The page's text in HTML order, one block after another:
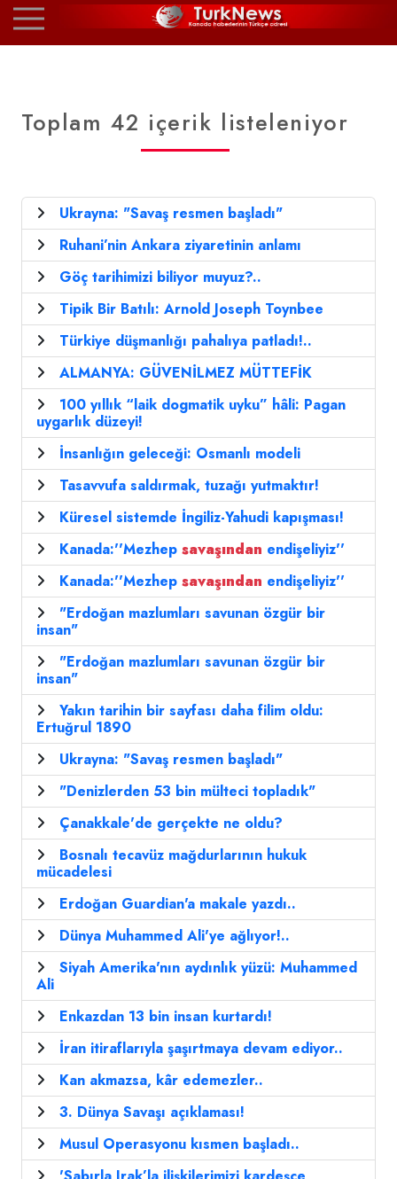
Toplam 42 içerik listeleniyor
Ukrayna: "Savaş resmen başladı"
Ruhani’nin Ankara ziyaretinin anlamı
Göç tarihimizi biliyor muyuz?..
Tipik Bir Batılı: Arnold Joseph Toynbee
Türkiye düşmanlığı pahalıya patladı!..
ALMANYA: GÜVENİLMEZ MÜTTEFİK
100 yıllık “laik dogmatik uyku” hâli: Pagan
uygarlık düzeyi!
İnsanlığın geleceği: Osmanlı modeli
Tasavvufa saldırmak, tuzağı yutmaktır!
Küresel sistemde İngiliz-Yahudi kapışması!
Kanada:''Mezhep savaşından endişeliyiz''
Kanada:''Mezhep savaşından endişeliyiz''
"Erdoğan mazlumları savunan özgür bir
insan"
"Erdoğan mazlumları savunan özgür bir
insan"
Yakın tarihin bir sayfası daha filim oldu:
Ertuğrul 1890
Ukrayna: "Savaş resmen başladı"
"Denizlerden 53 bin mülteci topladık"
Çanakkale'de gerçekte ne oldu?
Bosnalı tecavüz mağdurlarının hukuk
mücadelesi
Erdoğan Guardian'a makale yazdı..
Dünya Muhammed Ali'ye ağlıyor!..
Siyah Amerika'nın aydınlık yüzü: Muhammed
Ali
Enkazdan 13 bin insan kurtardı!
İran itiraflarıyla şaşırtmaya devam ediyor..
Kan akmazsa, kâr edemezler..
3. Dünya Savaşı açıklaması!
Musul Operasyonu kısmen başladı..